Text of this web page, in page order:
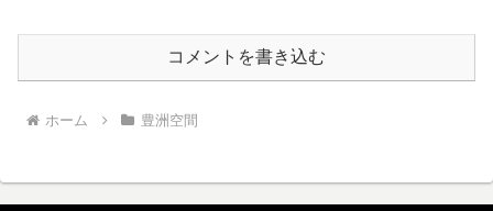
コメントを書き込む
ホーム 豊洲空間